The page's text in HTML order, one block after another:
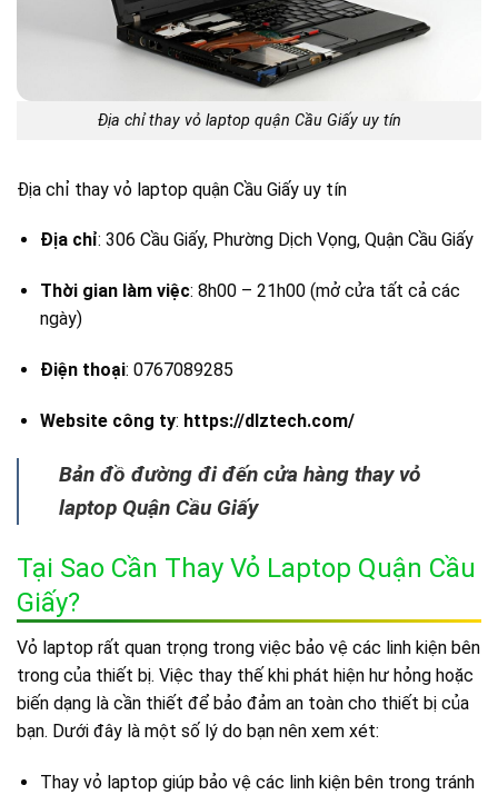
Địa chỉ thay vỏ laptop quận Cầu Giấy uy tín
Địa chỉ thay vỏ laptop quận Cầu Giấy uy tín
Địa chỉ: 306 Cầu Giấy, Phường Dịch Vọng, Quận Cầu Giấy
Thời gian làm việc: 8h00 – 21h00 (mở cửa tất cả các
ngày)
Điện thoại: 0767089285
Website công ty: https://dlztech.com/
Bản đồ đường đi đến cửa hàng thay vỏ
laptop Quận Cầu Giấy
Tại Sao Cần Thay Vỏ Laptop Quận Cầu
Giấy?
Vỏ laptop rất quan trọng trong việc bảo vệ các linh kiện bên
trong của thiết bị. Việc thay thế khi phát hiện hư hỏng hoặc
biến dạng là cần thiết để bảo đảm an toàn cho thiết bị của
bạn. Dưới đây là một số lý do bạn nên xem xét:
Thay vỏ laptop giúp bảo vệ các linh kiện bên trong tránh